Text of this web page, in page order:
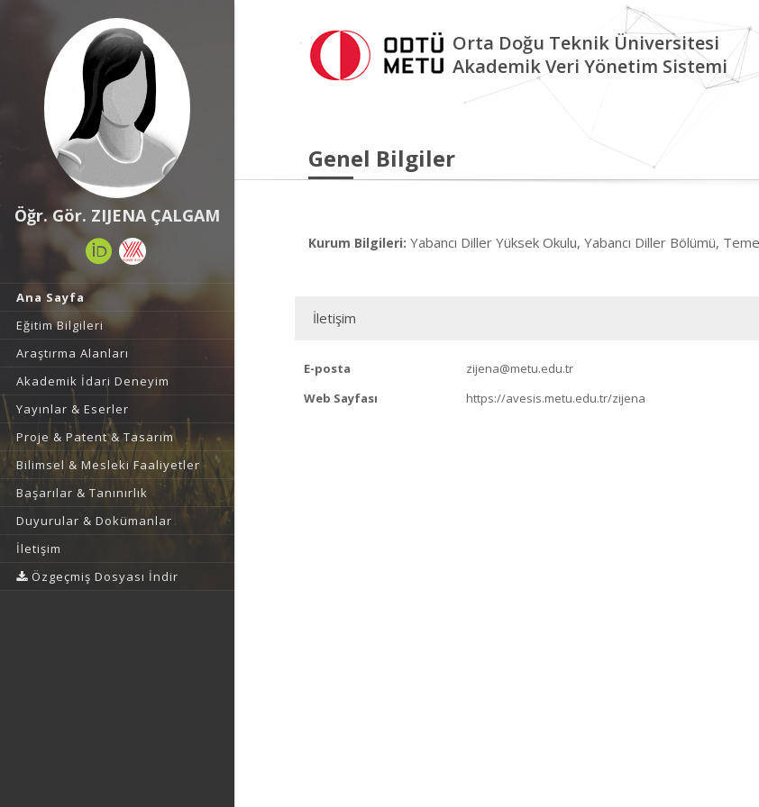
Öğr. Gör. ZIJENA ÇALGAM
Ana Sayfa
Eğitim Bilgileri
Araştırma Alanları
Akademik İdari Deneyim
Yayınlar & Eserler
Proje & Patent & Tasarım
Bilimsel & Mesleki Faaliyetler
Başarılar & Tanınırlık
Duyurular & Dokümanlar
İletişim
Özgeçmiş Dosyası İndir
Orta Doğu Teknik Üniversitesi
Akademik Veri Yönetim Sistemi
Genel Bilgiler
Kurum Bilgileri: Yabancı Diller Yüksek Okulu, Yabancı Diller Bölümü,
İletişim
E-posta
zijena@metu.edu.tr
Web Sayfası
https://avesis.metu.edu.tr/zijena